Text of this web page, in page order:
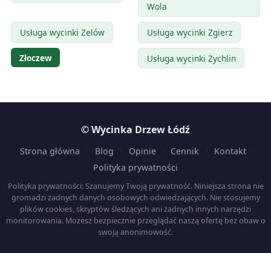
Wola
Usługa wycinki Zelów Usługa wycinki Zgierz
Złoczew Usługa wycinki Żychlin
© Wycinka Drzew Łódź
Strona główna Blog Opinie Cennik Kontakt
Polityka prywatności
Polityka prywatności: Szanujemy Twoją prywatność. Niniejsza strona nie
gromadzi żadnych danych osobowych odwiedzających. Nie stosujemy
plików cookies, skryptów śledzących ani żadnych innych narzędzi
monitorowania. Możesz bezpiecznie przeglądać naszą ofertę bez obaw o
swoją anonimowość.